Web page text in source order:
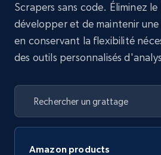
Scrapers sans code. Éliminez
développer et de maintenir
en conservant la flexibilité
des outils personnalisés
Amazon products